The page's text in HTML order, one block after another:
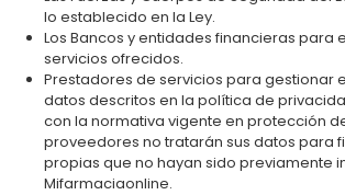
lo establecido en la Ley.
Los Bancos y entidades financieras para
servicios ofrecidos.
Prestadores de servicios para gestionar
datos descritos en la política de
con la normativa vigente en protección
proveedores no tratarán sus datos para
propias que no hayan sido previamente
Mifarmaciaonline.